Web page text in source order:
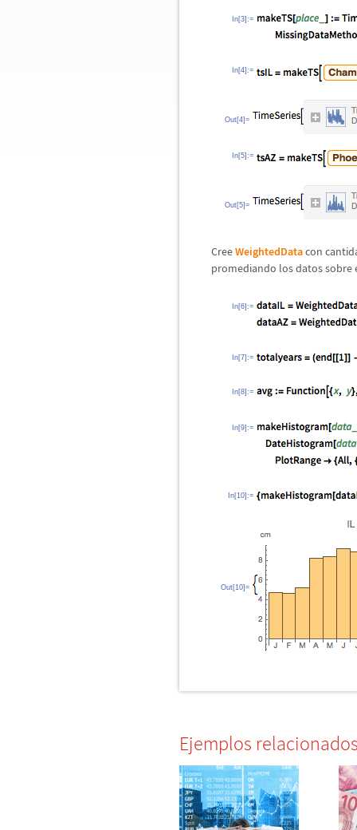
In[3]:=
In[4]:=
Out[4]=
In[5]:=
Out[5]=
CreeWeightedDatacon
promediando los datos sobre
In[6]:=
In[7]:=
In[8]:=
In[9]:=
In[10]:=
Out[10]=
Ejemplos